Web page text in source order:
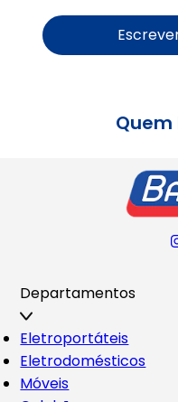
Departamentos
Eletroportáteis
Eletrodomésticos
Móveis